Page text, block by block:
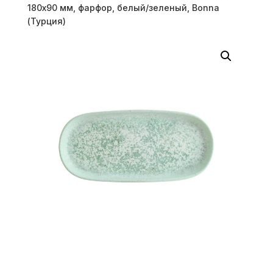
180х90 мм, фарфор, белый/зеленый, Bonna
(Турция)